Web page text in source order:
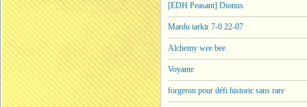
[EDH Peasant] Dionus
Mardu tarkir 7-0 22-07
Alchemy wee bee
Voyante
forgeron pour défi historic sans rare